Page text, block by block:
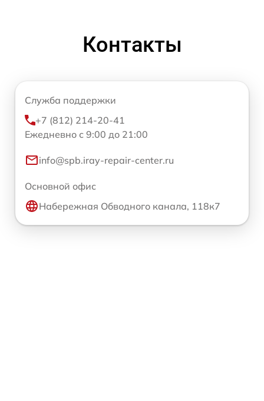
Контакты
Служба поддержки
+7 (812) 214-20-41
Ежедневно с 9:00 до 21:00
info@spb.iray-repair-center.ru
Основной офис
Набережная Обводного канала, 118к7